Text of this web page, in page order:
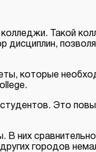
Такой
которые
студентов. Это
них
городов